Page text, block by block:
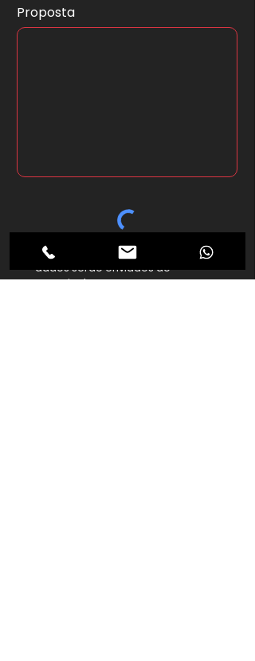
Proposta
*Ao clicar no botão abaixo seus
dados serão enviados ao
anunciante.